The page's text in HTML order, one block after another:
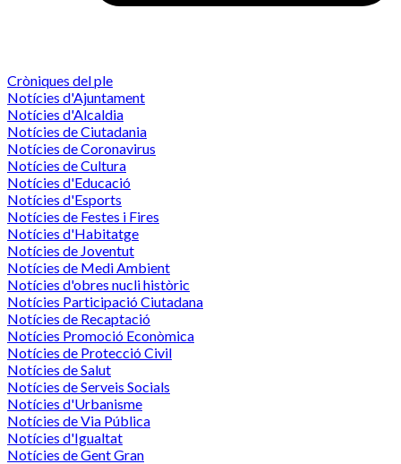
Cròniques del ple
Notícies d'Ajuntament
Notícies d'Alcaldia
Notícies de Ciutadania
Notícies de Coronavirus
Notícies de Cultura
Notícies d'Educació
Notícies d'Esports
Notícies de Festes i Fires
Notícies d'Habitatge
Notícies de Joventut
Notícies de Medi Ambient
Notícies d'obres nucli històric
Notícies Participació Ciutadana
Notícies de Recaptació
Notícies Promoció Econòmica
Notícies de Protecció Civil
Notícies de Salut
Notícies de Serveis Socials
Notícies d'Urbanisme
Notícies de Via Pública
Notícies d'Igualtat
Notícies de Gent Gran